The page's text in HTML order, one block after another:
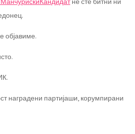
не сте битни ни
објавиме.
наградени партијаши, корумпирани